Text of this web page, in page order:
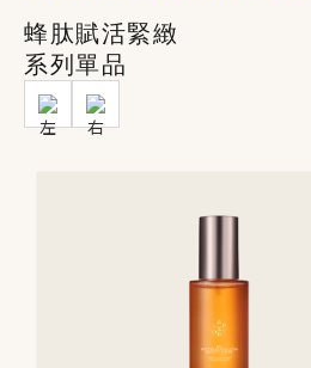
蜂肽賦活緊緻
系列單品